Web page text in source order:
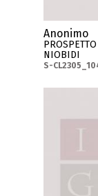
Anonimo
NIOBIDI
S-